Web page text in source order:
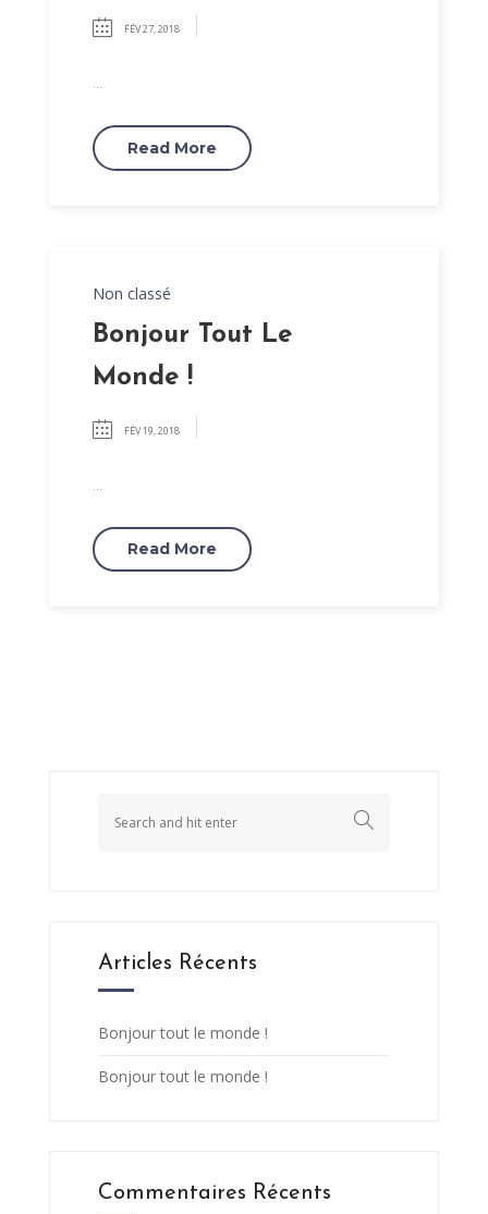
FÉV 27, 2018
...
Read More
Non classé
Bonjour Tout Le
Monde !
FÉV 19, 2018
...
Read More
Articles Récents
Bonjour tout le monde !
Bonjour tout le monde !
Commentaires Récents